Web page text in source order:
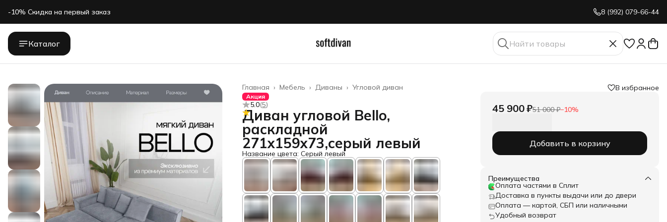
-10% Скидка на первый заказ
-10% Скидка на первый заказ
8 (992) 079-66-44
Каталог
Угловой диван
Диваны ›
Мебель ›
Главная ›
Акция
5.0(5)
Диван угловой Bello,
раскладной
271х159х73,серый левый
Название цвета: Серый левый
В избранное
45 900 ₽51 000 ₽−10%
Добавить в корзину
Преимущества
Оплата частями в Сплит
Доставка в пункты выдачи или до двери
Оплата — картой, СБП или наличными
Удобный возврат